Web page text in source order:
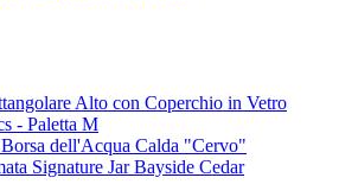
Alto con Coperchio in Vetro
- Paletta M
dell'Acqua Calda "Cervo"
Signature Jar Bayside Cedar